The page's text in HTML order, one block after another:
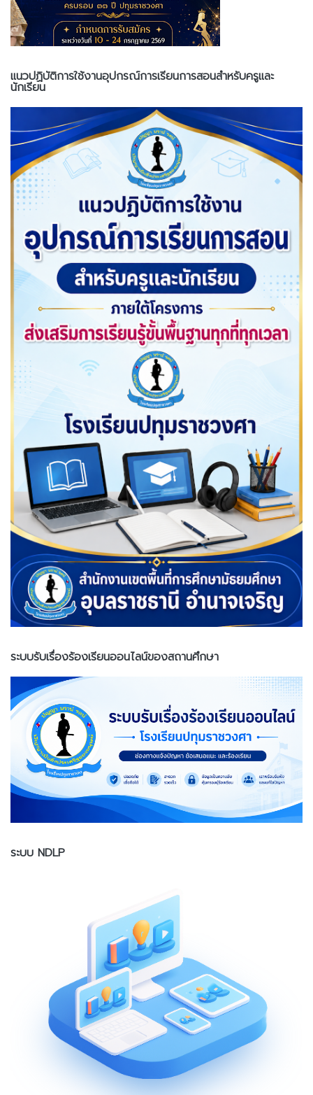
แนวปฏิบัติการใช้งานอุปกรณ์การเรียนการสอนสำหรับครูและ
นักเรียน
ระบบรับเรื่องร้องเรียนออนไลน์ของสถานศึกษา
ระบบ NDLP